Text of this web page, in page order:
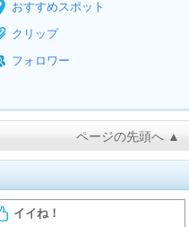
おすすめスポット
クリップ
フォロワー
ページの先頭へ ▲
イイね！